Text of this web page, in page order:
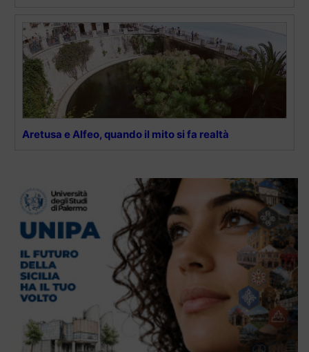
Aretusa e Alfeo, quando il mito si fa realtà